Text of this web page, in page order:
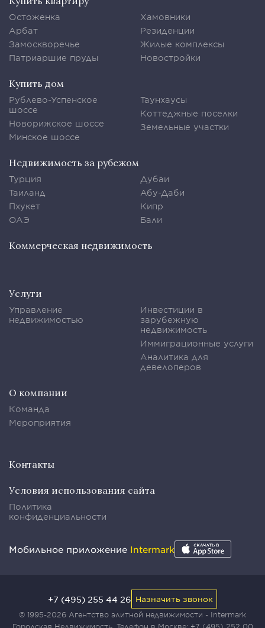
Остоженка
Арбат
Замоскворечье
Патриаршие пруды
Хамовники
Резиденции
Жилые комплексы
Новостройки
Купить дом
Рублево-Успенское
шоссе
Новорижское шоссе
Минское шоссе
Таунхаусы
Коттеджные поселки
Земельные участки
Недвижимость за рубежом
Турция
Таиланд
Пхукет
ОАЭ
Дубаи
Абу-Даби
Кипр
Бали
Коммерческая недвижимость
Услуги
Управление
недвижимостью
Инвестиции в
зарубежную
недвижимость
Иммиграционные услуги
Аналитика для
девелоперов
О компании
Команда
Мероприятия
Контакты
Условия использования сайта
Политика
конфиденциальности
Мобильное приложение Intermark
© 1995-2026 Агентство элитной недвижимости - Intermark
+7 (495) 255 44 26 Назначить звонок